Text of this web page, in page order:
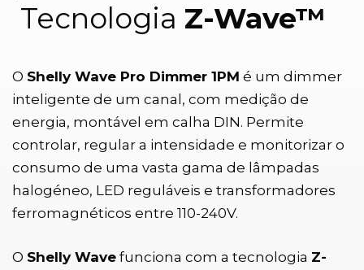
Tecnologia Z-Wave™
O Shelly Wave Pro Dimmer 1PM é um dimmer
inteligente de um canal, com medição de
energia, montável em calha DIN. Permite
controlar, regular a intensidade e monitorizar o
consumo de uma vasta gama de lâmpadas
halogéneo, LED reguláveis e transformadores
ferromagnéticos entre 110-240V.
O Shelly Wave funciona com a tecnologia Z-